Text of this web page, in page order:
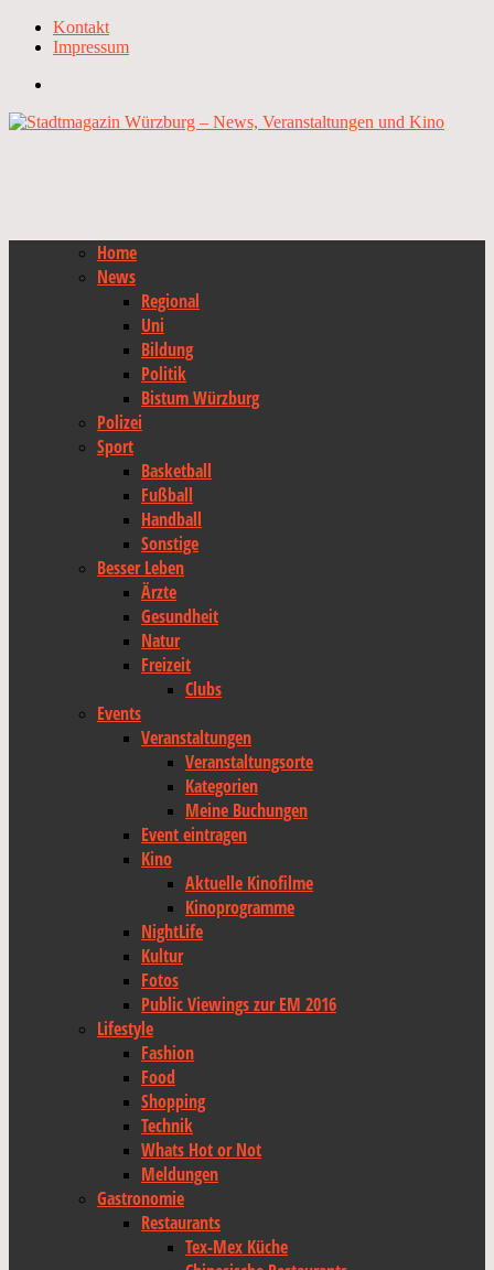
Kontakt
Impressum
Home
News
Regional
Uni
Bildung
Politik
Bistum Würzburg
Polizei
Sport
Basketball
Fußball
Handball
Sonstige
Besser Leben
Ärzte
Gesundheit
Natur
Freizeit
Clubs
Events
Veranstaltungen
Veranstaltungsorte
Kategorien
Meine Buchungen
Event eintragen
Kino
Aktuelle Kinofilme
Kinoprogramme
NightLife
Kultur
Fotos
Public Viewings zur EM 2016
Lifestyle
Fashion
Food
Shopping
Technik
Whats Hot or Not
Meldungen
Gastronomie
Restaurants
Tex-Mex Küche